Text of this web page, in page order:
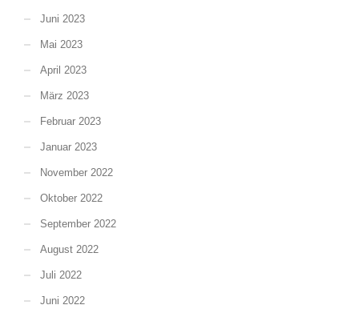
Juni 2023
Mai 2023
April 2023
März 2023
Februar 2023
Januar 2023
November 2022
Oktober 2022
September 2022
August 2022
Juli 2022
Juni 2022